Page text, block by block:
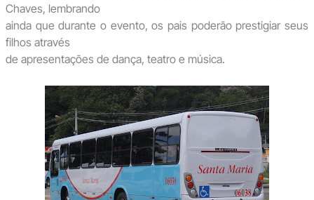
Chaves, lembrando
ainda que durante o evento, os pais poderão prestigiar seus
filhos através
de apresentações de dança, teatro e música.